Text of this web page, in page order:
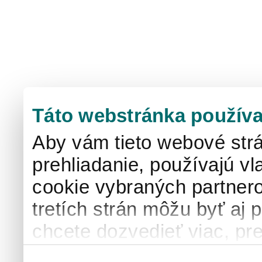
Táto webstránka
Aby vám tieto webové
prehliadanie, používajú
cookie vybraných
tretích strán môžu byť aj
chcete dozvedieť viac,